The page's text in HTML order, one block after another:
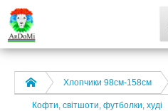
Хлопчики 98см-158см
Кофти, світшоти, футболки, худі